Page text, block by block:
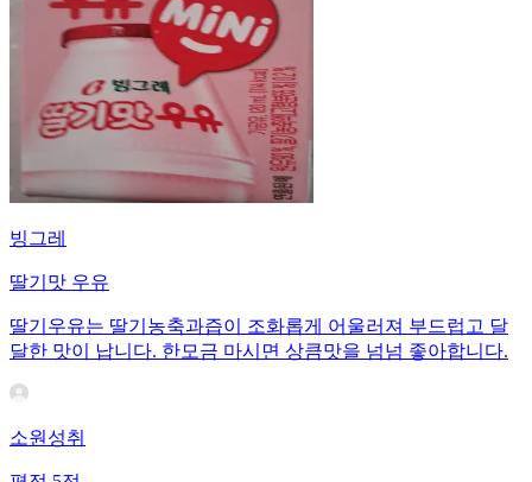
빙그레
딸기맛 우유
딸기우유는 딸기농축과즙이 조화롭게 어울러져 부드럽고 달
달한 맛이 납니다. 한모금 마시면 상큼맛을 넘넘 좋아합니다.
소원성취